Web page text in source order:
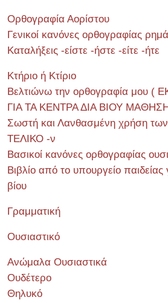
Ορθογραφία Αορίστου
Γενικοί κανόνες ορθογραφίας
Καταλήξεις -είστε -ήστε -είτε -ήτε
Κτήριο ή Κτίριο
Βελτιώνω την ορθογραφία μου (
ΓΙΑ ΤΑ ΚΕΝΤΡΑ ΔΙΑ ΒΙΟΥ
Σωστή και Λανθασμένη χρήση
ΤΕΛΙΚΟ -ν
Βασικοί κανόνες ορθογραφίας
Βιβλίο από το υπουργείο παιδείας
βίου
Γραμματική
Ουσιαστικό
Ανώμαλα Ουσιαστικά
Ουδέτερο
Θηλυκό